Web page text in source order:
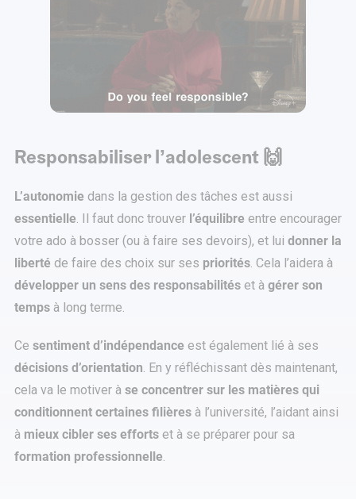
Responsabiliser l’adolescent 🙌
L’autonomie dans la gestion des tâches est aussi
essentielle. Il faut donc trouver l’équilibre entre encourager
votre ado à bosser (ou à faire ses devoirs), et lui donner la
liberté de faire des choix sur ses priorités. Cela l’aidera à
développer un sens des responsabilités et à gérer son
temps à long terme.
Ce sentiment d’indépendance est également lié à ses
décisions d’orientation. En y réfléchissant dès maintenant,
cela va le motiver à se concentrer sur les matières qui
conditionnent certaines filières à l’université, l’aidant ainsi
à mieux cibler ses efforts et à se préparer pour sa
formation professionnelle.